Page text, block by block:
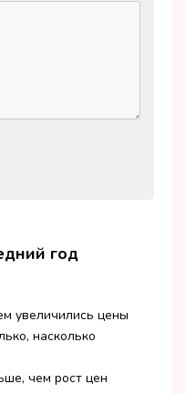
год
увеличились цены
насколько
чем рост цен